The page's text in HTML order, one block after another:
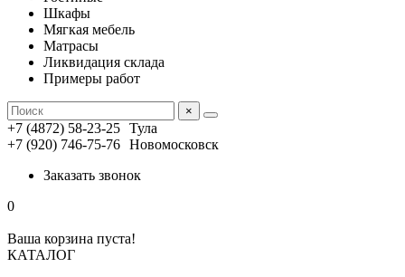
Шкафы
Мягкая мебель
Матрасы
Ликвидация склада
Примеры работ
×
+7 (4872) 58-23-25 Тула
+7 (920) 746-75-76 Новомосковск
Заказать звонок
0
Ваша корзина пуста!
КАТАЛОГ